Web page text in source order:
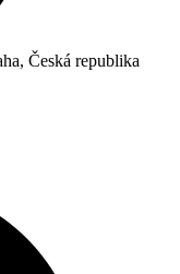
Česká republika